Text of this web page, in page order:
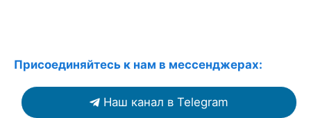
Присоединяйтесь к нам в мессенджерах:
Наш канал в Telegram